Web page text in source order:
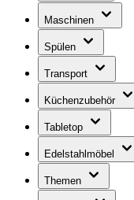
Maschinen
Spülen
Transport
Küchenzubehör
Tabletop
Edelstahlmöbel
Themen